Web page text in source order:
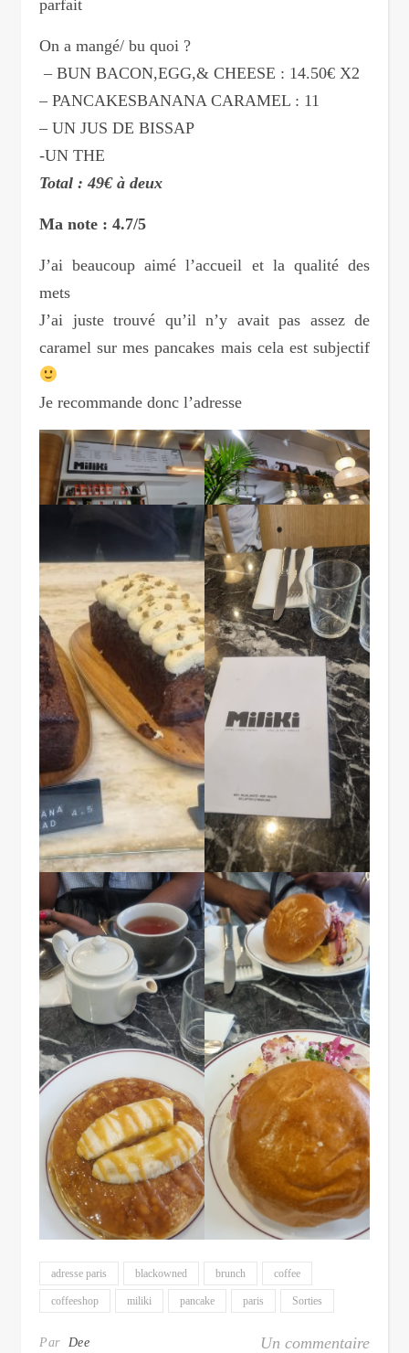
parfait
On a mangé/ bu quoi ?
– BUN BACON,EGG,& CHEESE : 14.50€ X2
– PANCAKESBANANA CARAMEL : 11
– UN JUS DE BISSAP
-UN THE
Total : 49€ à deux
Ma note : 4.7/5
J’ai beaucoup aimé l’accueil et la qualité des
mets
J’ai juste trouvé qu’il n’y avait pas assez de
caramel sur mes pancakes mais cela est subjectif
Je recommande donc l’adresse
adresse paris blackowned brunch coffee
coffeeshop miliki pancake paris Sorties
Par Dee Un commentaire